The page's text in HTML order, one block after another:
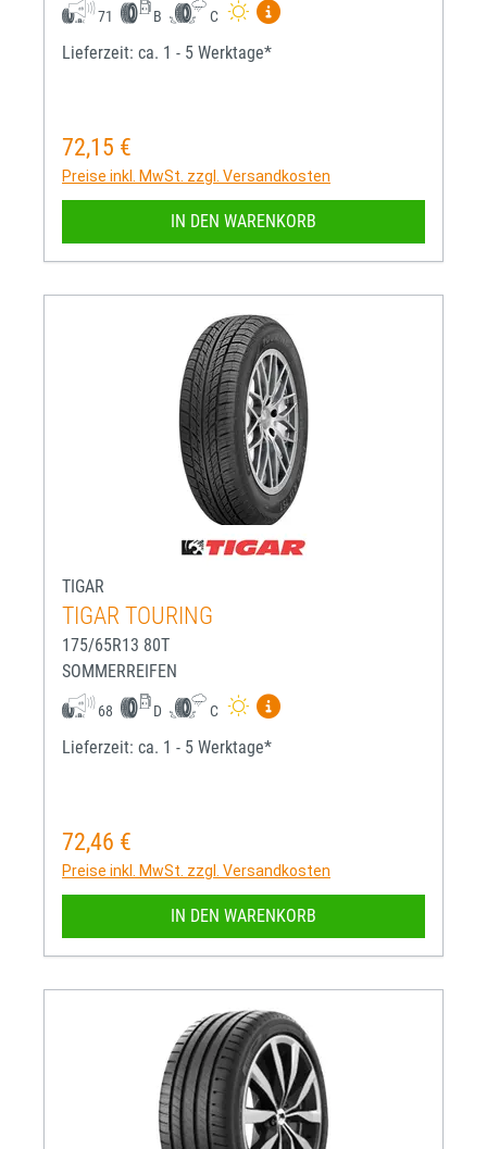
71 B C
Mehr Informationen zum
Lieferzeit: ca. 1 - 5 Werktage*
Regulärer Preis:
72,15 €
Preise inkl. MwSt. zzgl. Versandkosten
IN DEN WARENKORB
TIGAR
TIGAR TOURING
175/65R13 80T
SOMMERREIFEN
68 D C
Mehr Informationen zum
Lieferzeit: ca. 1 - 5 Werktage*
Regulärer Preis:
72,46 €
Preise inkl. MwSt. zzgl. Versandkosten
IN DEN WARENKORB